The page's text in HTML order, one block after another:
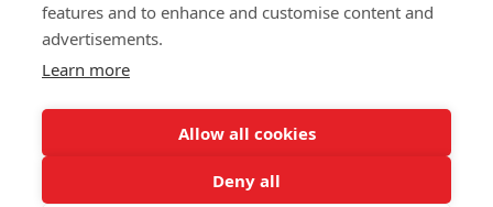
Standardavtal
Snabblänkar
In English
features and to enhance and customise content and
advertisements.
Learn more
Allow all cookies
Deny all